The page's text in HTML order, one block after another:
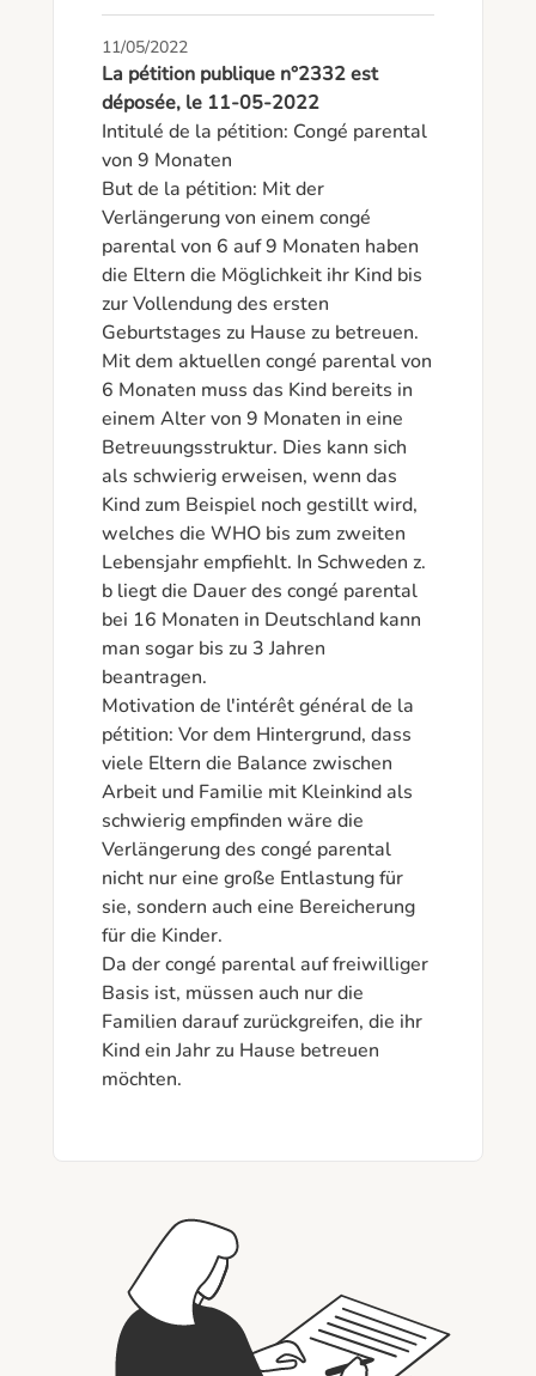
11/05/2022
La pétition publique n°2332 est
déposée, le 11-05-2022
Intitulé de la pétition: Congé parental
von 9 Monaten
But de la pétition: Mit der
Verlängerung von einem congé
parental von 6 auf 9 Monaten haben
die Eltern die Möglichkeit ihr Kind bis
zur Vollendung des ersten
Geburtstages zu Hause zu betreuen.
Mit dem aktuellen congé parental von
6 Monaten muss das Kind bereits in
einem Alter von 9 Monaten in eine
Betreuungsstruktur. Dies kann sich
als schwierig erweisen, wenn das
Kind zum Beispiel noch gestillt wird,
welches die WHO bis zum zweiten
Lebensjahr empfiehlt. In Schweden z.
b liegt die Dauer des congé parental
bei 16 Monaten in Deutschland kann
man sogar bis zu 3 Jahren
beantragen.
Motivation de l'intérêt général de la
pétition: Vor dem Hintergrund, dass
viele Eltern die Balance zwischen
Arbeit und Familie mit Kleinkind als
schwierig empfinden wäre die
Verlängerung des congé parental
nicht nur eine große Entlastung für
sie, sondern auch eine Bereicherung
für die Kinder.
Da der congé parental auf freiwilliger
Basis ist, müssen auch nur die
Familien darauf zurückgreifen, die ihr
Kind ein Jahr zu Hause betreuen
möchten.